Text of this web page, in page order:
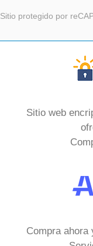
Sitio protegido por
Sitio web
Compra ahora